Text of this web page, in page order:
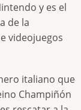
y es el
de la
videojuegos
italiano que
Champiñón